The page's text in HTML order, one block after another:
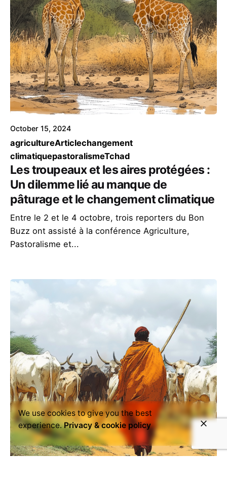
October 15, 2024
agricultureArticlechangement
climatiquepastoralismeTchad
Les troupeaux et les aires protégées :
Un dilemme lié au manque de
pâturage et le changement climatique
Entre le 2 et le 4 octobre, trois reporters du Bon
Buzz ont assisté à la conférence Agriculture,
Pastoralisme et...
We use cookies to give you the best
experience.Privacy & cookie policy